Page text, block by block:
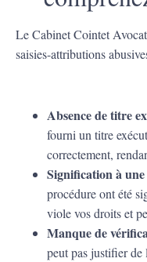
Le Cabinet Cointet
saisies-attributions
Absence de titre
fourni un titre
correctement,
Signification à une
procédure ont été
viole vos droits et
Manque de
peut pas justifier